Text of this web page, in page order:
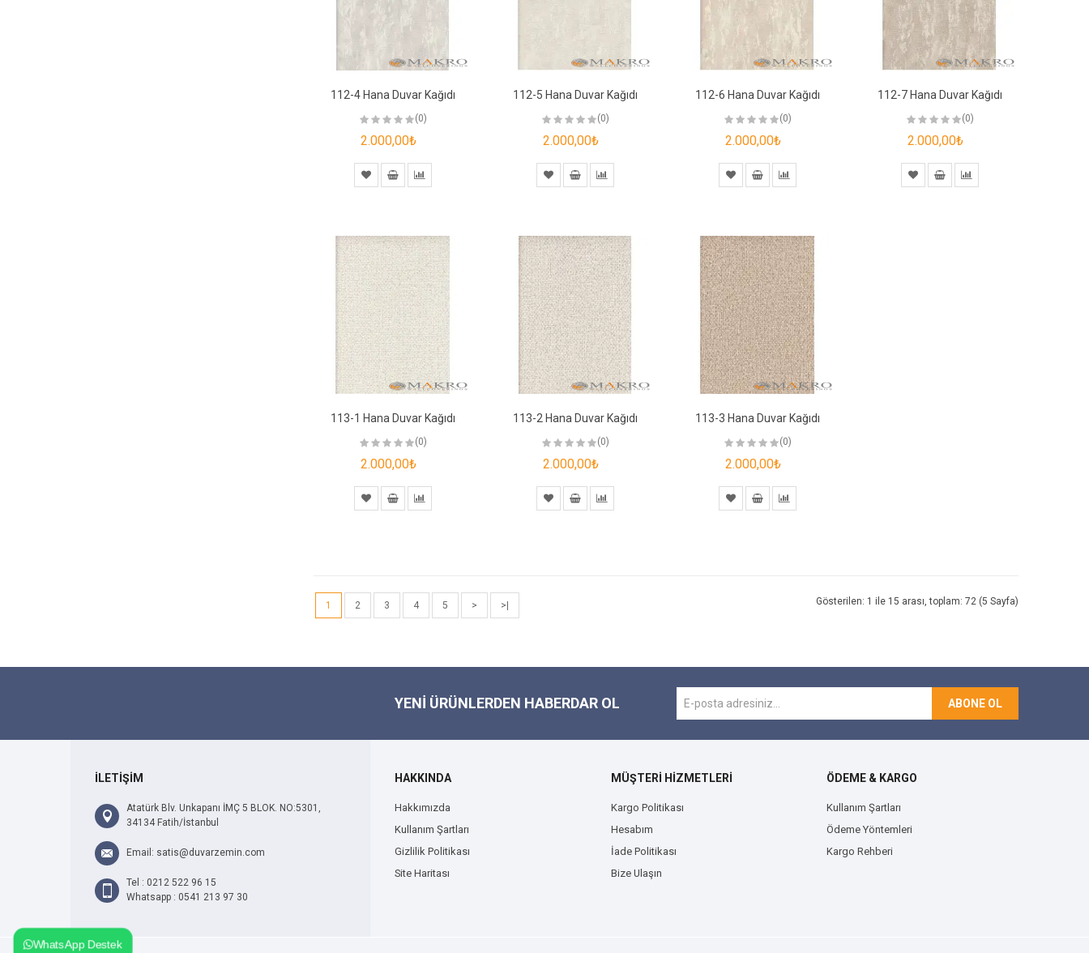
112-4 Hana Duvar Kağıdı
(0)
2.000,00₺
112-5 Hana Duvar Kağıdı
(0)
2.000,00₺
112-6 Hana Duvar Kağıdı
(0)
2.000,00₺
112-7 Hana Duvar Kağıdı
(0)
2.000,00₺
113-1 Hana Duvar Kağıdı
(0)
2.000,00₺
113-2 Hana Duvar Kağıdı
(0)
2.000,00₺
113-3 Hana Duvar Kağıdı
(0)
2.000,00₺
1 2 3 4 5 > >| Gösterilen: 1 ile 15 arası, toplam: 72 (5 Sayfa)
YENI ÜRÜNLERDEN HABERDAR OL ABONE OL
İLETİŞİM
Atatürk Blv. Unkapanı İMÇ 5 BLOK. NO:5301,
34134 Fatih/İstanbul
Email: satis@duvarzemin.com
Tel : 0212 522 96 15
Whatsapp : 0541 213 97 30
HAKKINDA
Hakkımızda
Kullanım Şartları
Gizlilik Politikası
Site Haritası
MÜŞTERİ HİZMETLERİ
Kargo Politikası
Hesabım
İade Politikası
Bize Ulaşın
ÖDEME & KARGO
Kullanım Şartları
Ödeme Yöntemleri
Kargo Rehberi
WhatsApp Destek